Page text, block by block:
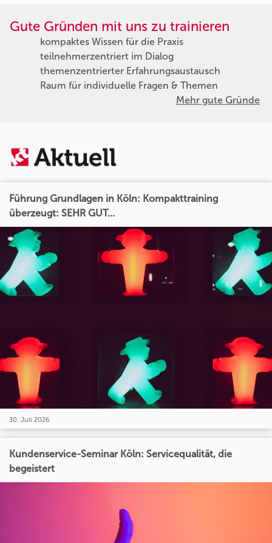
Gute Gründen mit uns zu trainieren
kompaktes Wissen für die Praxis
teilnehmerzentriert im Dialog
themenzentrierter Erfahrungsaustausch
Raum für individuelle Fragen & Themen
Mehr gute Gründe
Führung Grundlagen in Köln: Kompakttraining
überzeugt: SEHR GUT...
30. Juli 2026
Kundenservice-Seminar Köln: Servicequalität, die
begeistert